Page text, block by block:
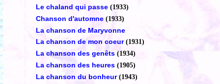
Le chaland qui passe (1933)
Chanson d'automne (1933)
La chanson de Maryvonne
La chanson de mon coeur (1931)
La chanson des genêts (1934)
La chanson des heures (1905)
La chanson du bonheur (1943)